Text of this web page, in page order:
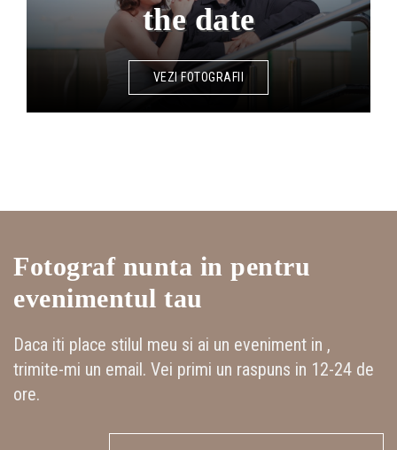
the date
VEZI FOTOGRAFII
Fotograf nunta in pentru
evenimentul tau
Daca iti place stilul meu si ai un eveniment in ,
trimite-mi un email. Vei primi un raspuns in 12-24 de
ore.